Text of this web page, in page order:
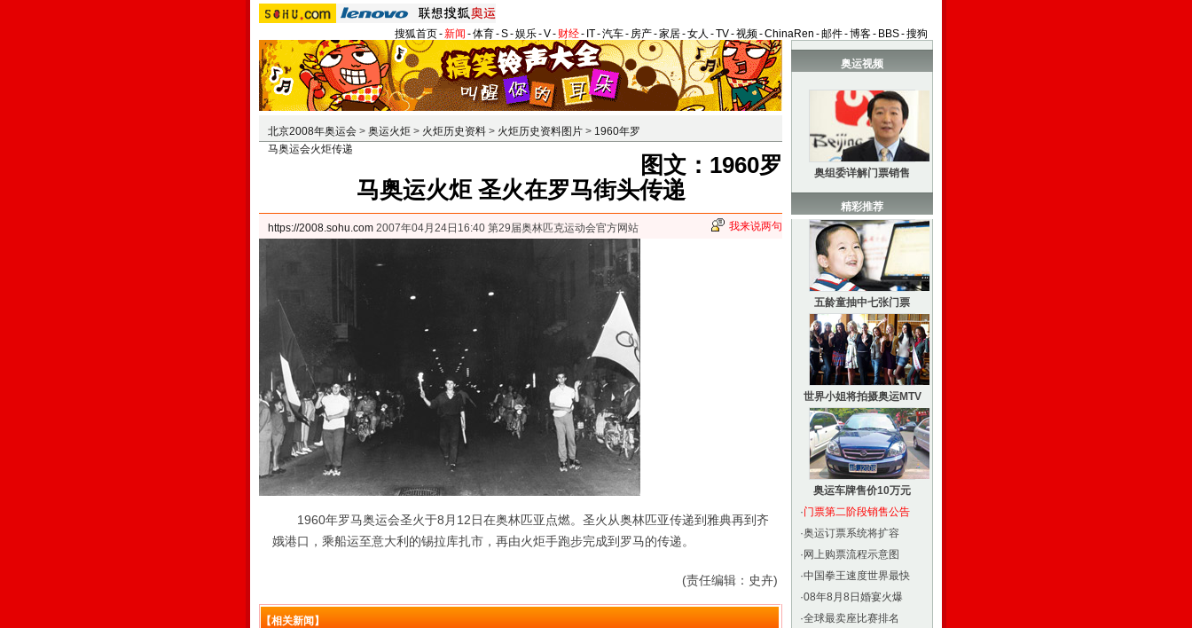
搜狐首页-新闻 -体育-S-娱乐-V- 财经- IT-汽车- 房产-家居-女人 -TV-视频-ChinaRen -邮件-博客- BBS-搜狗
北京2008年奥运会 > 奥运火炬 > 火炬历史资料 > 火炬历史资料图片 > 1960年罗
马奥运会火炬传递
图文：1960罗
马奥运火炬 圣火在罗马街头传递
https://2008.sohu.com 2007年04月24日16:40 第29届奥林匹克运动会官方网站 我来说两句
1960年罗马奥运会圣火于8月12日在奥林匹亚点燃。圣火从奥林匹亚传递到雅典再到齐
娥港口，乘船运至意大利的锡拉库扎市，再由火炬手跑步完成到罗马的传递。
(责任编辑：史卉)
【相关新闻】
奥运视频
奥组委详解门票销售
精彩推荐
五龄童抽中七张门票
世界小姐将拍摄奥运MTV
奥运车牌售价10万元
·门票第二阶段销售公告
·奥运订票系统将扩容
· 网上购票流程示意图
·中国拳王速度世界最快
·08年8月8日婚宴火爆
·全球最卖座比赛排名